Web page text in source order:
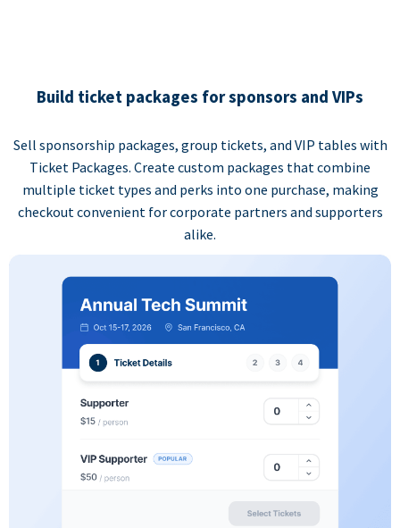
Build ticket packages for sponsors and VIPs
Sell sponsorship packages, group tickets, and VIP tables with
Ticket Packages. Create custom packages that combine
multiple ticket types and perks into one purchase, making
checkout convenient for corporate partners and supporters
alike.